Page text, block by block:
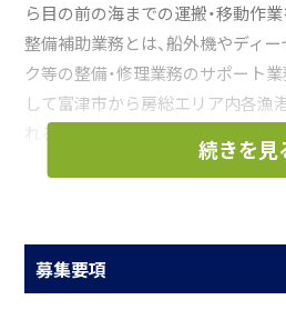
ら目の前の海までの運搬・移動作
整備補助業務とは、船外機やディ
ク等の整備・修理業務のサポート
して富津市から房総エリア内各漁
れるまでは、各業務のサポート作
お仕事の一例として、以下
続きを見
募集要項